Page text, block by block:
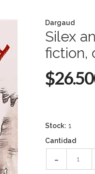
Dargaud
Silex
fiction,
Stock: 1
Cantidad
-